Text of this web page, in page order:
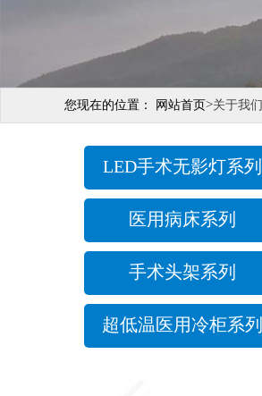
您现在的位置： 网站首页>关于我们
LED手术无影灯系列
医用病床系列
手术头架系列
超低温医用冷柜系列